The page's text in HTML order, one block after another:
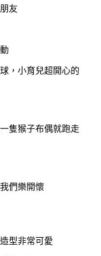
友
，小育兒超開心的
隻猴子布偶就跑走
們樂開懷
型非常可愛